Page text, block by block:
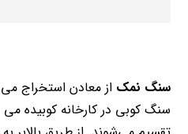
سنگ نمک از معادن استخراج
سنگ کوبی در کارخانه کوبیده